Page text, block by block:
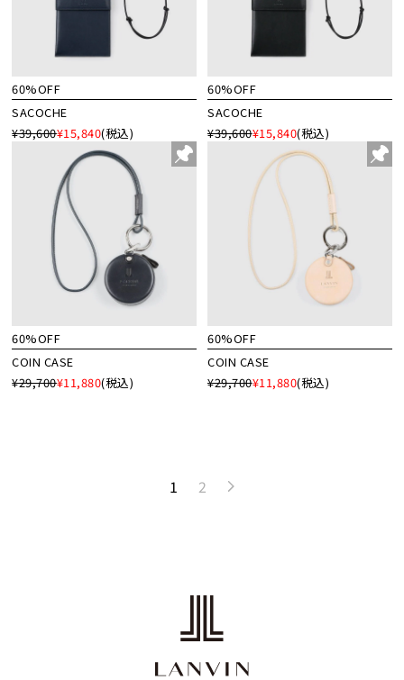
60%OFF
SACOCHE
¥39,600¥15,840(税込)
60%OFF
SACOCHE
¥39,600¥15,840(税込)
60%OFF
COIN CASE
¥29,700¥11,880(税込)
60%OFF
COIN CASE
¥29,700¥11,880(税込)
1 2